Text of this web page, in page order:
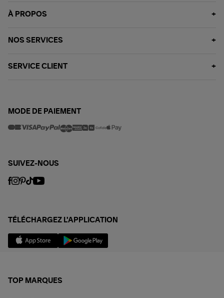
À PROPOS
NOS SERVICES
SERVICE CLIENT
MODE DE PAIEMENT
SUIVEZ-NOUS
TÉLÉCHARGEZ L'APPLICATION
TOP MARQUES